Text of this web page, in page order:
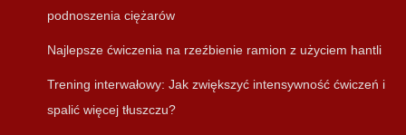
podnoszenia ciężarów
Najlepsze ćwiczenia na rzeźbienie ramion z użyciem hantli
Trening interwałowy: Jak zwiększyć intensywność ćwiczeń i
spalić więcej tłuszczu?